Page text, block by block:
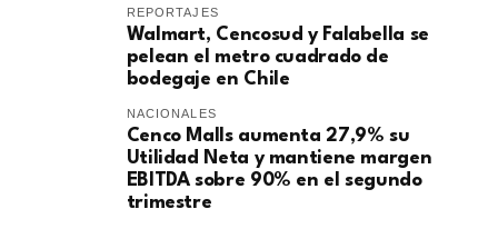
REPORTAJES
Walmart, Cencosud y Falabella se
pelean el metro cuadrado de
bodegaje en Chile
NACIONALES
Cenco Malls aumenta 27,9% su
Utilidad Neta y mantiene margen
EBITDA sobre 90% en el segundo
trimestre